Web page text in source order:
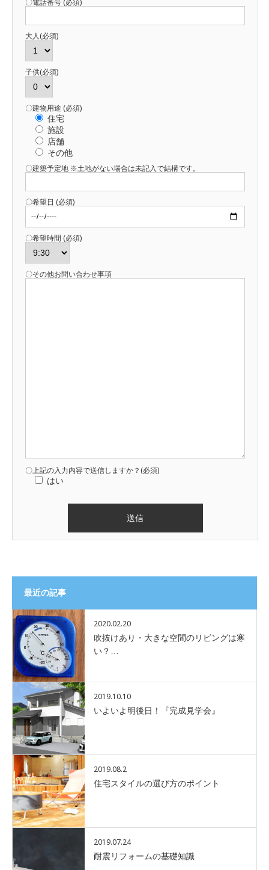
〇電話番号 (必須)
大人(必須)
子供(必須)
〇建物用途 (必須)
住宅
施設
店舗
その他
〇建築予定地 ※土地がない場合は未記入で結構です。
〇希望日 (必須)
〇希望時間 (必須)
〇その他お問い合わせ事項
〇上記の入力内容で送信しますか？(必須)
はい
最近の記事
2020.02.20
吹抜けあり・大きな空間のリビングは寒
い？…
2019.10.10
いよいよ明後日！『完成見学会』
2019.08.2
住宅スタイルの選び方のポイント
2019.07.24
耐震リフォームの基礎知識